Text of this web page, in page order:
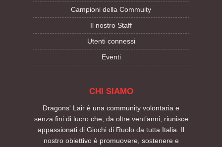
Campioni della Commuity
Il nostro Staff
Utenti connessi
Eventi
CHI SIAMO
Dragons' Lair è una community volontaria e
senza fini di lucro che, da oltre vent’anni, riunisce
appassionati di Giochi di Ruolo da tutta Italia. Il
nostro obiettivo è promuovere, sostenere e